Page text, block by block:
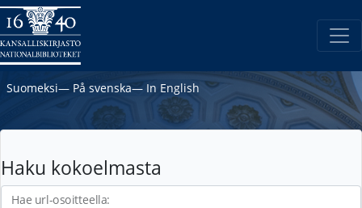
Suomeksi― På svenska― In English
Haku kokoelmasta
Hae url-osoitteella: